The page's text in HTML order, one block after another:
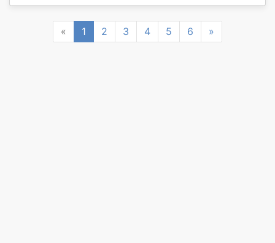
« Previous
1 2 3 4 5 6 »